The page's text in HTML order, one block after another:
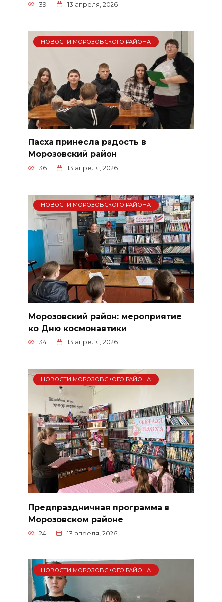
39 13 апреля, 2026
НОВОСТИ МОРОЗОВСКОГО РАЙОНА
Пасха принесла радость в
Морозовский район
36 13 апреля, 2026
НОВОСТИ МОРОЗОВСКОГО РАЙОНА
Морозовский район: мероприятие
ко Дню космонавтики
34 13 апреля, 2026
НОВОСТИ МОРОЗОВСКОГО РАЙОНА
Предпраздничная программа в
Морозовском районе
24 13 апреля, 2026
НОВОСТИ МОРОЗОВСКОГО РАЙОНА